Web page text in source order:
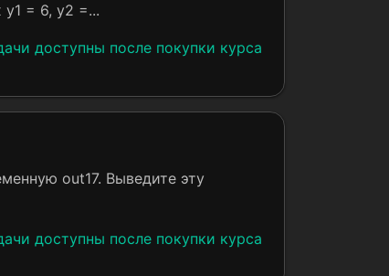
= 6, y2 =...
доступны после покупки курса
out17. Выведите эту
доступны после покупки курса